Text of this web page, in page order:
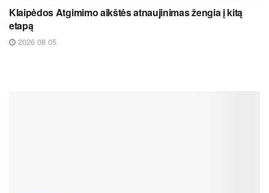
Klaipėdos Atgimimo aikštės atnaujinimas žengia į kitą
etapą
2026 08 05